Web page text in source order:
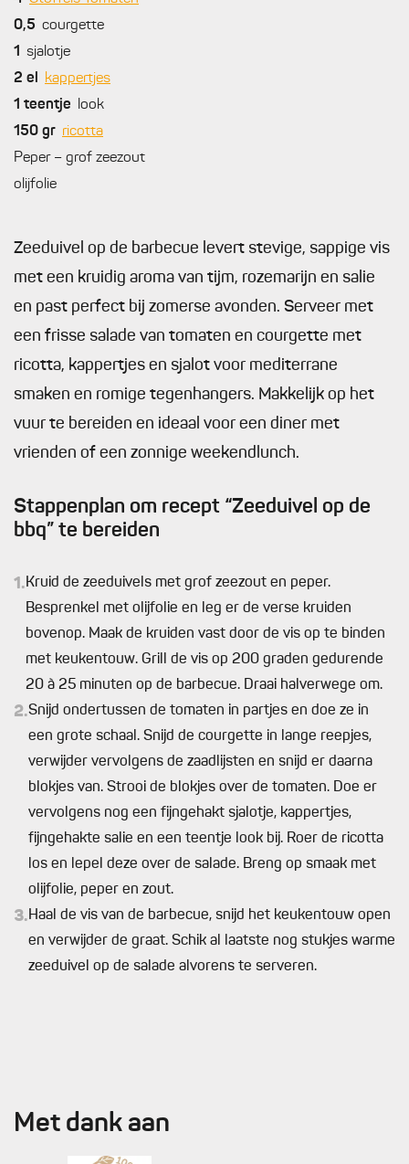
0,5 courgette
1
sjalotje
2 el
kappertjes
1 teentje
look
150 gr ricotta
Peper – grof zeezout
olijfolie
Zeeduivel op de barbecue levert stevige, sappige vis
met een kruidig aroma van tijm, rozemarijn en salie
en past perfect bij zomerse avonden. Serveer met
een frisse salade van tomaten en courgette met
ricotta, kappertjes en sjalot voor mediterrane
smaken en romige tegenhangers. Makkelijk op het
vuur te bereiden en ideaal voor een diner met
vrienden of een zonnige weekendlunch.
Stappenplan om recept “Zeeduivel op de
bbq” te bereiden
1.Kruid de zeeduivels met grof zeezout en peper.
Besprenkel met olijfolie en leg er de verse kruiden
bovenop. Maak de kruiden vast door de vis op te binden
met keukentouw. Grill de vis op 200 graden gedurende
20 à 25 minuten op de barbecue. Draai halverwege om.
2.Snijd ondertussen de tomaten in partjes en doe ze in
een grote schaal. Snijd de courgette in lange reepjes,
verwijder vervolgens de zaadlijsten en snijd er daarna
blokjes van. Strooi de blokjes over de tomaten. Doe er
vervolgens nog een fijngehakt sjalotje, kappertjes,
fijngehakte salie en een teentje look bij. Roer de ricotta
los en lepel deze over de salade. Breng op smaak met
olijfolie, peper en zout.
3.Haal de vis van de barbecue, snijd het keukentouw open
en verwijder de graat. Schik al laatste nog stukjes warme
zeeduivel op de salade alvorens te serveren.
Met dank aan